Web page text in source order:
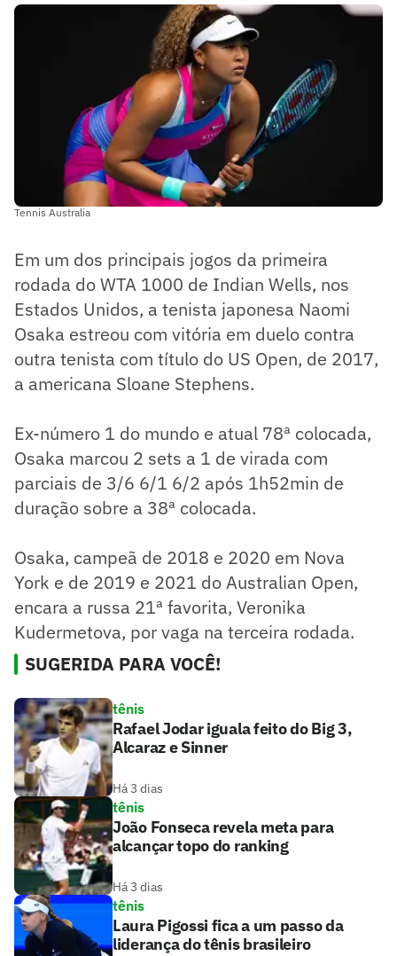
Tennis Australia
Em um dos principais jogos da primeira
rodada do WTA 1000 de Indian Wells, nos
Estados Unidos, a tenista japonesa Naomi
Osaka estreou com vitória em duelo contra
outra tenista com título do US Open, de 2017,
a americana Sloane Stephens.
Ex-número 1 do mundo e atual 78ª colocada,
Osaka marcou 2 sets a 1 de virada com
parciais de 3/6 6/1 6/2 após 1h52min de
duração sobre a 38ª colocada.
Osaka, campeã de 2018 e 2020 em Nova
York e de 2019 e 2021 do Australian Open,
encara a russa 21ª favorita, Veronika
Kudermetova, por vaga na terceira rodada.
SUGERIDA PARA VOCÊ!
tênis
Rafael Jodar iguala feito do Big 3,
Alcaraz e Sinner
Há 3 dias
tênis
João Fonseca revela meta para
alcançar topo do ranking
Há 3 dias
tênis
Laura Pigossi fica a um passo da
liderança do tênis brasileiro